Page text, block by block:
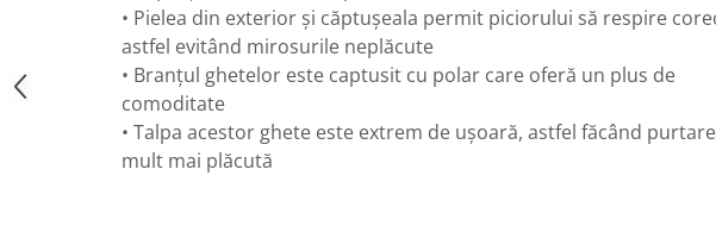
• Pielea din exterior și căptușeala permit piciorului să respire
astfel evitând mirosurile neplăcute
• Branțul ghetelor este captusit cu polar care oferă un plus de
comoditate
• Talpa acestor ghete este extrem de ușoară, astfel făcând
mult mai plăcută